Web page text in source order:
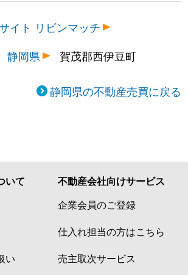
イト リビンマッチ
静岡県 賀茂郡西伊豆町
静岡県の不動産売買に戻る
いて
い
不動産会社向けサービス
企業会員のご登録
仕入れ担当の方はこちら
売主取次サービス